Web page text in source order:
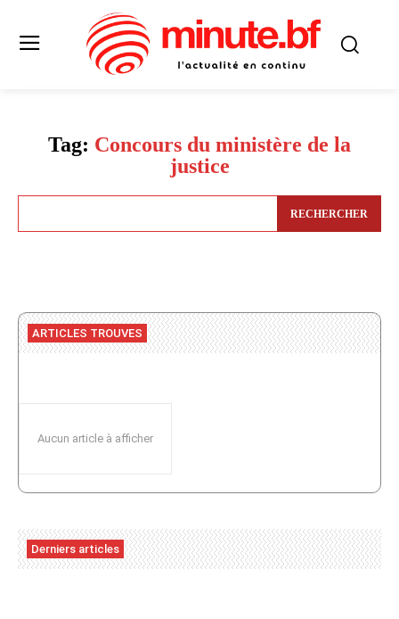
Tag: Concours du ministère de la
justice
RECHERCHER
ARTICLES TROUVES
Aucun article à afficher
Derniers articles